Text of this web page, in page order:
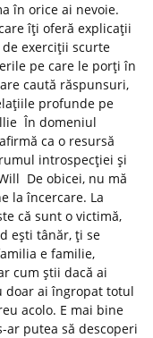
în orice ai nevoie.
îți oferă explicații
exerciții scurte
pe care le porți în
caută răspunsuri,
profunde pe
În domeniul
ca o resursă
introspecției și
De obicei, nu mă
la încercare. La
că sunt o victimă,
ești tânăr, ți se
e familie,
cum știi dacă ai
doar ai îngropat totul
acolo. E mai bine
ar putea să descoperi